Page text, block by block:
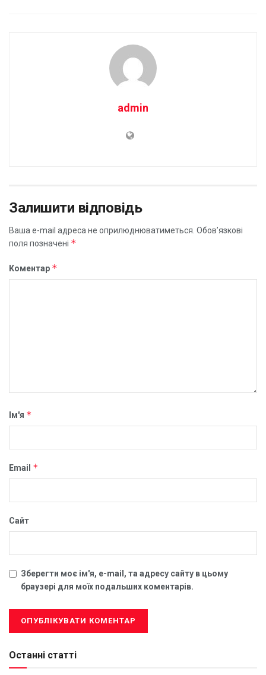
admin
Залишити відповідь
Ваша e-mail адреса не оприлюднюватиметься. Обов’язкові
поля позначені *
Коментар *
Ім'я *
Email *
Сайт
Зберегти моє ім'я, e-mail, та адресу сайту в цьому
браузері для моїх подальших коментарів.
Останні статті